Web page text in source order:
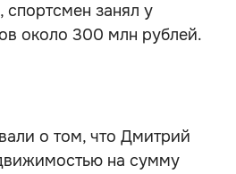
занял у
около 300 млн рублей.
о том, что Дмитрий
на сумму